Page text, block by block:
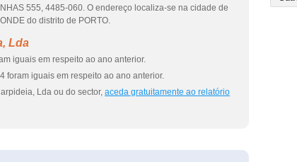
555, 4485-060. O endereço localiza-se na cidade de
do distrito de PORTO.
Lda
iguais em respeito ao ano anterior.
foram iguais em respeito ao ano anterior.
Lda ou do sector, aceda gratuitamente ao relatório